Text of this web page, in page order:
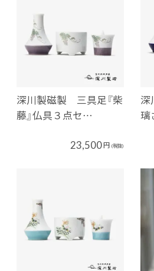
深川製磁製 三具足『柴
藤』仏具３点セ…
23,500円 (税抜)
深
璃